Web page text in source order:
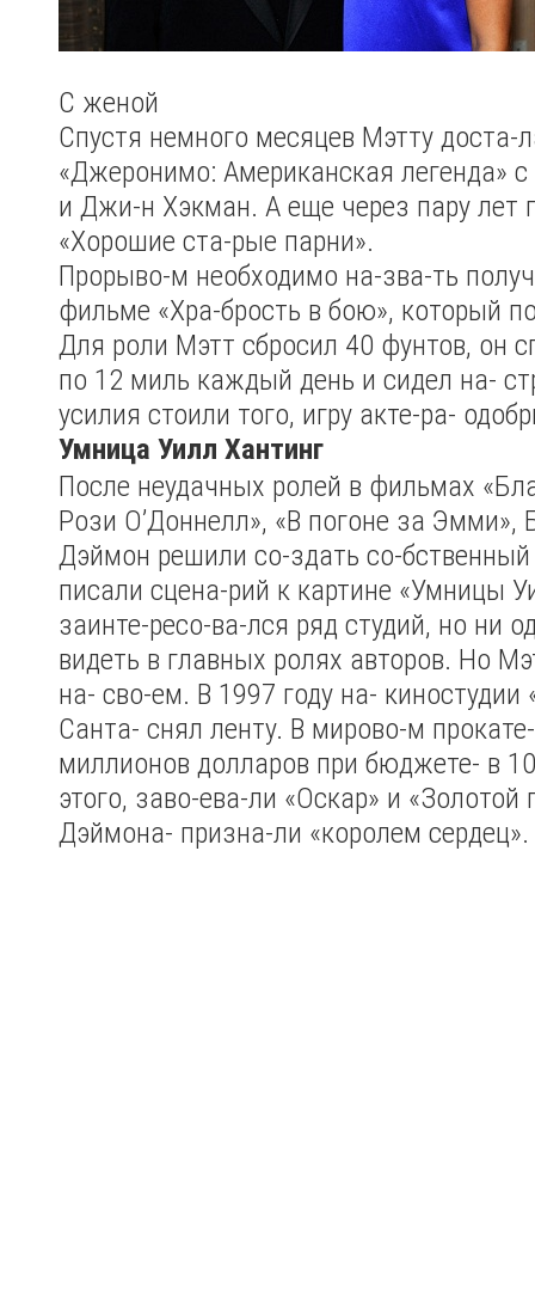
С женой
Спустя немного месяцев Мэтту доста-
«Джеронимо: Американская легенда»
и Джи-н Хэкман. А еще через пару лет
«Хорошие ста-рые парни».
Прорыво-м необходимо на-зва-ть
фильме «Хра-брость в бою», который
Для роли Мэтт сбросил 40 фунтов, он
по 12 миль каждый день и сидел на-
усилия стоили того, игру акте-ра-
Умница Уилл Хантинг
После неудачных ролей в фильмах
Рози О’Доннелл», «В погоне за
Дэймон решили со-здать со-
писали сцена-рий к картине «Умницы
заинте-ресо-ва-лся ряд студий, но ни
видеть в главных ролях авторов. Но
на- сво-ем. В 1997 году на- киностудии
Санта- снял ленту. В мирово-м
миллионов долларов при бюджете- в
этого, заво-ева-ли «Оскар» и «Золотой
Дэймона- призна-ли «королем сердец».